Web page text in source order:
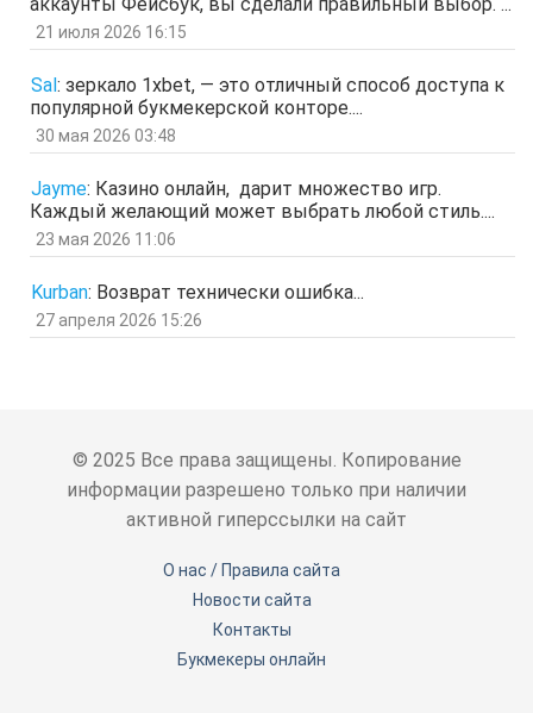
отв. цит.
Гость
отв. цит.
Гость
ЗОл
отв. цит.
Гость 5 мар 2026, 12:20
оЭЬЧ
SPPS 2 мар 2026, 16:19
ау, есть кто живой здесь?)
Гость
отв.
Гость 3 фев 2026, 04:47
аккаунты Фейсбук, вы сделали правильный выбор. ...
21 июля 2026 16:15
Sal : зеркало 1xbet, — это отличный способ доступа к
популярной букмекерской конторе....
30 мая 2026 03:48
Jayme: Казино онлайн, дарит множество игр.
Каждый желающий может выбрать любой стиль....
23 мая 2026 11:06
Kurban: Возврат технически ошибка...
27 апреля 2026 15:26
© 2025 Все права защищены. Копирование
информации разрешено только при наличии
активной гиперссылки на сайт
О нас / Правила сайта
Новости сайта
Контакты
Букмекеры онлайн